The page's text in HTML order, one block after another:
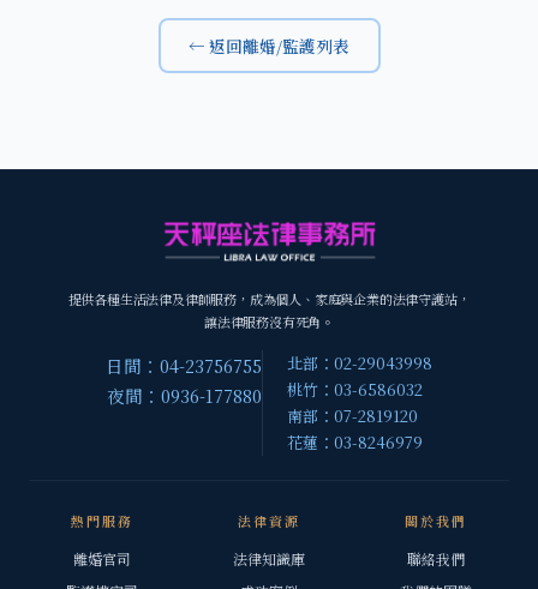
← 返回離婚/監護列表
提供各種生活法律及律師服務，成為個人、家庭與企業的法律守護站，
讓法律服務沒有死角。
日間：04-23756755
夜間：0936-177880
北部：02-29043998
桃竹：03-6586032
南部：07-2819120
花蓮：03-8246979
熱門服務
離婚官司
法律資源
法律知識庫
關於我們
聯絡我們